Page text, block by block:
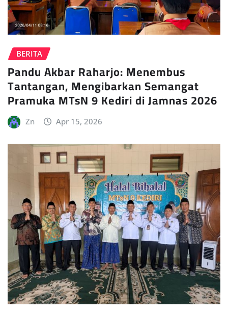
BERITA
Pandu Akbar Raharjo: Menembus
Tantangan, Mengibarkan Semangat
Pramuka MTsN 9 Kediri di Jamnas 2026
Zn Apr 15, 2026